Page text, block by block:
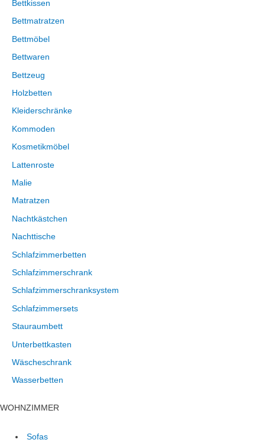
Bettkissen
Bettmatratzen
Bettmöbel
Bettwaren
Bettzeug
Holzbetten
Kleiderschränke
Kommoden
Kosmetikmöbel
Lattenroste
Malie
Matratzen
Nachtkästchen
Nachttische
Schlafzimmerbetten
Schlafzimmerschrank
Schlafzimmerschranksystem
Schlafzimmersets
Stauraumbett
Unterbettkasten
Wäscheschrank
Wasserbetten
WOHNZIMMER
Sofas